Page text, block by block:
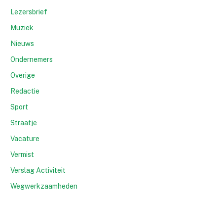
Lezersbrief
Muziek
Nieuws
Ondernemers
Overige
Redactie
Sport
Straatje
Vacature
Vermist
Verslag Activiteit
Wegwerkzaamheden